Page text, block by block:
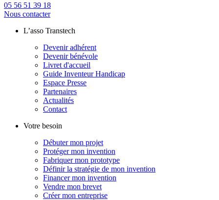
05 56 51 39 18
Nous contacter
L’asso Transtech
Devenir adhérent
Devenir bénévole
Livret d'accueil
Guide Inventeur Handicap
Espace Presse
Partenaires
Actualités
Contact
Votre besoin
Débuter mon projet
Protéger mon invention
Fabriquer mon prototype
Définir la stratégie de mon invention
Financer mon invention
Vendre mon brevet
Créer mon entreprise